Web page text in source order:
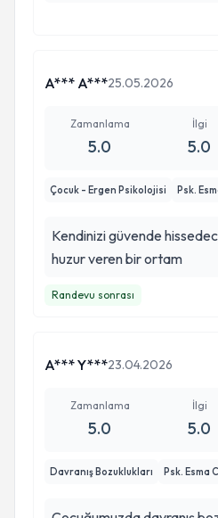
daha şefkatli olmayı da
tanımışım💖
A*** A***25.05.2026
Zamanlama
5.0
İlgi
5.0
Çocuk - Ergen Psikolojisi Psk.
Kendinizi güvende
huzur veren bir ortam
Randevu sonrası
A*** Y***23.04.2026
Zamanlama
5.0
İlgi
5.0
Davranış Bozuklukları Psk. Esma